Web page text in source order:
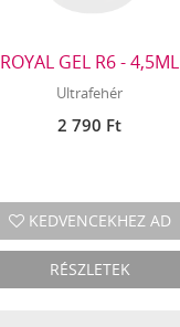
ROYAL GEL R6 - 4,5ML
Ultrafehér
2 790 Ft
KEDVENCEKHEZ AD
RÉSZLETEK